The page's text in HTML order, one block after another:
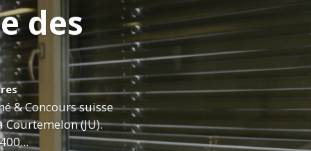
des
& Concours suisse
(JU).